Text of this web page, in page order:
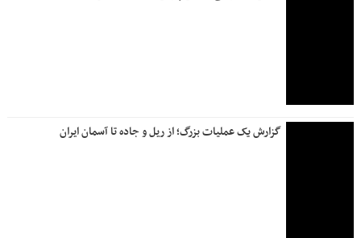
گزارش یک عملیات بزرگ؛ از ریل و جاده تا آسمان ایران